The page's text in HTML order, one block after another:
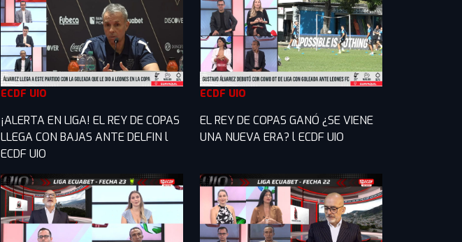
ECDF UIO
¡ALERTA EN LIGA! EL REY DE COPAS
LLEGA CON BAJAS ANTE DELFIN l
ECDF UIO
ECDF UIO
EL REY DE COPAS GANÓ ¿SE VIENE
UNA NUEVA ERA? l ECDF UIO